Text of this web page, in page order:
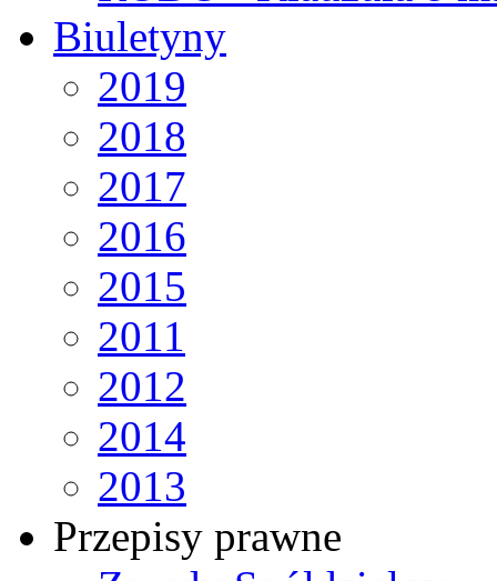
Biuletyny
2019
2018
2017
2016
2015
2011
2012
2014
2013
Przepisy prawne